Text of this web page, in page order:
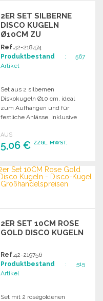
2ER SET SILBERNE
DISCO KUGELN
Ø10CM ZU
GROSSHANDELSPREISEN
Ref.42-218474
Produktbestand : 567
Artikel
Set aus 2 silbernen
Diskokugeln Ø10 cm, ideal
zum Aufhängen und für
festliche Anlässe. Inklusive
AUS
5,06 € ZZGL. MWST.
BESTELLEN
Angebot anfordern
2ER SET 10CM ROSE
GOLD DISCO KUGELN
Ref.42-219756
Produktbestand : 515
Artikel
Set mit 2 roségoldenen